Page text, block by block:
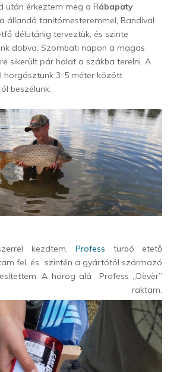
után érkeztem meg a Rábapaty
állandó tanítómesteremmel, Bandival.
délutánig terveztük, és szinte
dobva. Szombati napon a magas
sikerült pár halat a szákba terelni. A
horgásztunk 3-5 méter között
beszélünk.
kezdtem,Profess turbó etető
fel, és szintén a gyártótól származó
A horog alá Profess „Dèvèr”
raktam.